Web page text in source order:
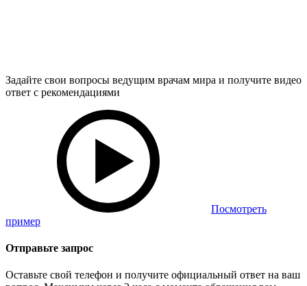
Задайте свои вопросы ведущим врачам мира и получите видео
ответ с рекомендациями
Посмотреть
пример
Отправьте запрос
Оставьте свой телефон и получите официальный ответ на ваш